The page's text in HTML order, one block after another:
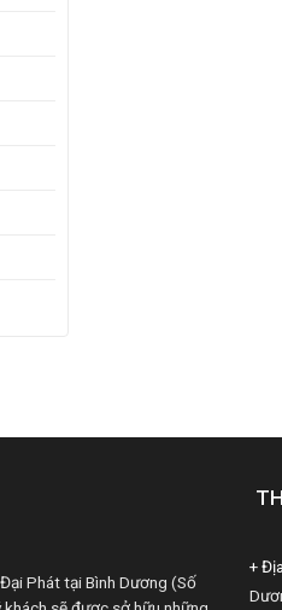
Phát tại Bình Dương (Số
+